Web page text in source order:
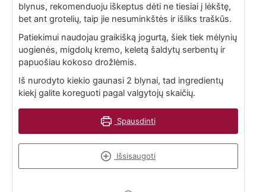
blynus, rekomenduoju iškeptus dėti ne tiesiai į lėkštę,
bet ant grotelių, taip jie nesuminkštės ir išliks traškūs.
Patiekimui naudojau graikišką jogurtą, šiek tiek mėlynių
uogienės, migdolų kremo, keletą šaldytų serbentų ir
papuošiau kokoso drožlėmis.
Iš nurodyto kiekio gaunasi 2 blynai, tad ingredientų
kiekį galite koreguoti pagal valgytojų skaičių.
Spausdinti
Išsisaugoti